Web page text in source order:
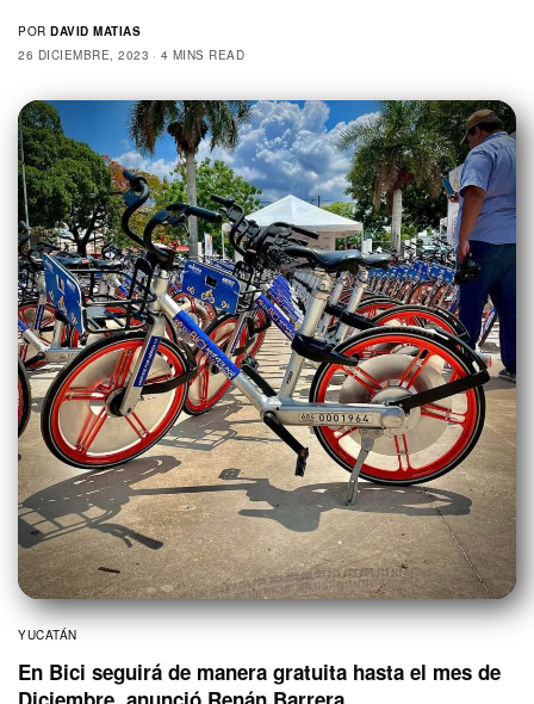
POR DAVID MATIAS
26 DICIEMBRE, 2023
4 MINS READ
YUCATÁN
En Bici seguirá de manera gratuita hasta el mes de